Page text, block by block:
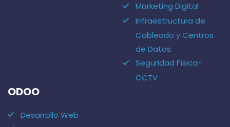
Marketing Digital
Infraestructura de
Cableado y Centros
de Datos
Seguridad Física-
CCTV
ODOO
Desarrollo Web